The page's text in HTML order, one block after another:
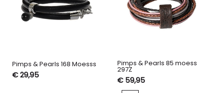
Pimps & Pearls 168 Moesss
€ 29,95
Pimps & Pearls 85 moess
297Z
€ 59,95